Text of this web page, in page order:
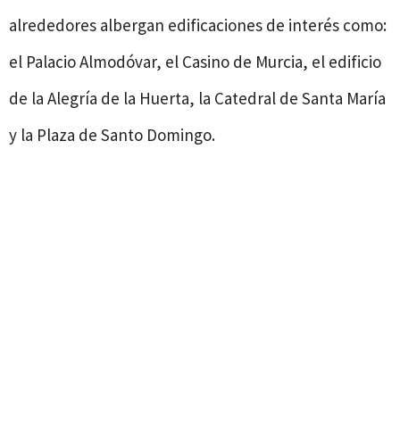
alrededores albergan edificaciones de interés como:
el Palacio Almodóvar, el Casino de Murcia, el edificio
de la Alegría de la Huerta, la Catedral de Santa María
y la Plaza de Santo Domingo.